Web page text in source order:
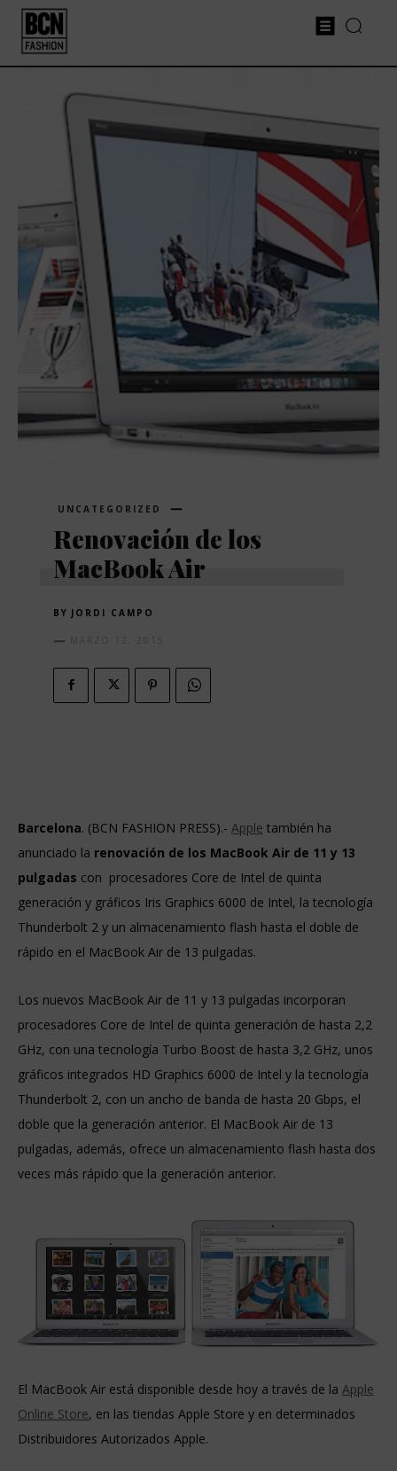
UNCATEGORIZED
Renovación de los
MacBook Air
BY JORDI CAMPO
MARZO 12, 2015
Barcelona. (BCN FASHION PRESS).- Apple también ha
anunciado la renovación de los MacBook Air de 11 y 13
pulgadas con procesadores Core de Intel de quinta
generación y gráficos Iris Graphics 6000 de Intel, la tecnología
Thunderbolt 2 y un almacenamiento flash hasta el doble de
rápido en el MacBook Air de 13 pulgadas.
Los nuevos MacBook Air de 11 y 13 pulgadas incorporan
procesadores Core de Intel de quinta generación de hasta 2,2
GHz, con una tecnología Turbo Boost de hasta 3,2 GHz, unos
gráficos integrados HD Graphics 6000 de Intel y la tecnología
Thunderbolt 2, con un ancho de banda de hasta 20 Gbps, el
doble que la generación anterior. El MacBook Air de 13
pulgadas, además, ofrece un almacenamiento flash hasta dos
veces más rápido que la generación anterior.
El MacBook Air está disponible desde hoy a través de la Apple
Online Store, en las tiendas Apple Store y en determinados
Distribuidores Autorizados Apple.